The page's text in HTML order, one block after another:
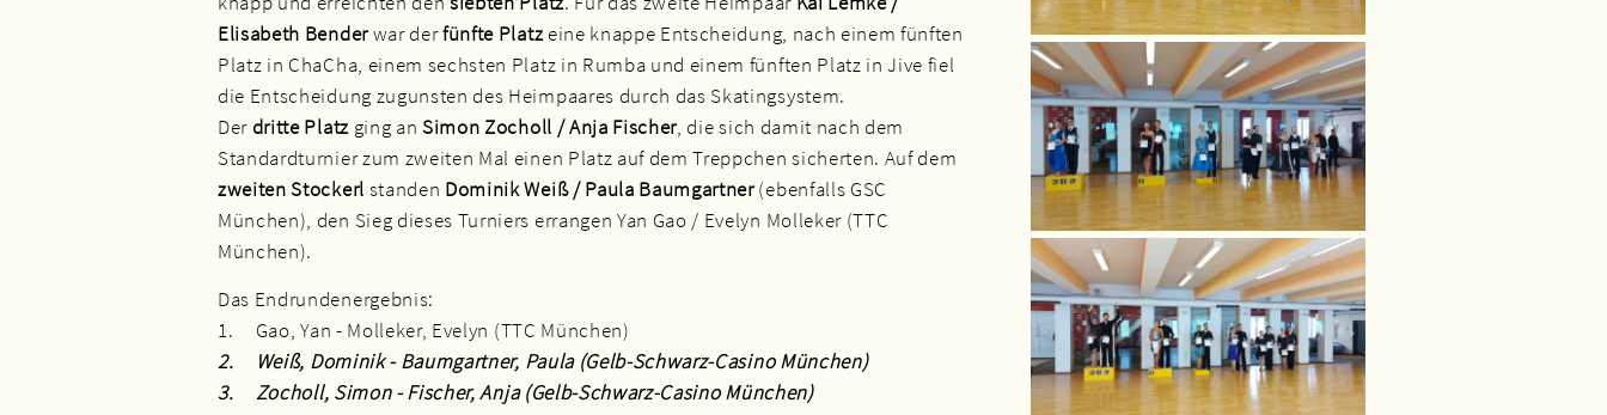
Elisabeth Benderwar derfünfte Platzeine knappe Entscheidung, nach einem fünften
Platz in ChaCha, einem sechsten Platz in Rumba und einem fünften Platz in Jive fiel
die Entscheidung zugunsten des Heimpaares durch das Skatingsystem.
Der dritte Platzging anSimon Zocholl / Anja Fischer, die sich damit nach dem
Standardturnier zum zweiten Mal einen Platz auf dem Treppchen sicherten. Auf dem
zweiten Stockerl standen Dominik Weiß / Paula Baumgartner(ebenfalls GSC
München), den Sieg dieses Turniers errangen Yan Gao / Evelyn Molleker (TTC
München).
Das Endrundenergebnis:
1. Gao, Yan - Molleker, Evelyn (TTC München)
2. Weiß, Dominik - Baumgartner, Paula (Gelb-Schwarz-Casino München)
3. Zocholl, Simon - Fischer, Anja (Gelb-Schwarz-Casino München)